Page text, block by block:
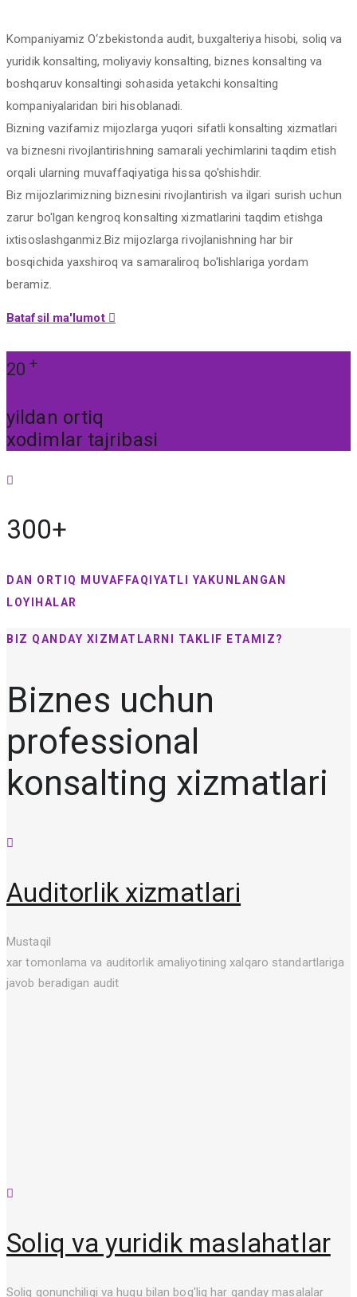
Kompaniyamiz O‘zbekistonda audit, buxgalteriya hisobi, soliq va
yuridik konsalting, moliyaviy konsalting, biznes konsalting va
boshqaruv konsaltingi sohasida yetakchi konsalting
kompaniyalaridan biri hisoblanadi.
Bizning vazifamiz mijozlarga yuqori sifatli konsalting xizmatlari
va biznesni rivojlantirishning samarali yechimlarini taqdim etish
orqali ularning muvaffaqiyatiga hissa qo'shishdir.
Biz mijozlarimizning biznesini rivojlantirish va ilgari surish uchun
zarur bo'lgan kengroq konsalting xizmatlarini taqdim etishga
ixtisoslashganmiz.Biz mijozlarga rivojlanishning har bir
bosqichida yaxshiroq va samaraliroq bo'lishlariga yordam
beramiz.
Batafsil ma'lumot
20+
yildan ortiq
xodimlar tajribasi
300+
DAN ORTIQ MUVAFFAQIYATLI YAKUNLANGAN
LOYIHALAR
BIZ QANDAY XIZMATLARNI TAKLIF ETAMIZ?
Biznes uchun
professional
konsalting xizmatlari
Auditorlik xizmatlari
Mustaqil
xar tomonlama va auditorlik amaliyotining xalqaro standartlariga
javob beradigan audit
Soliq va yuridik maslahatlar
Soliq qonunchiligi va huqu bilan bog'liq har qanday masalalar